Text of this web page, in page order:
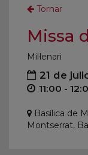
Tornar
Missa
Mil·lenari
21 de
11:00 -
Basílica de
Montserrat,